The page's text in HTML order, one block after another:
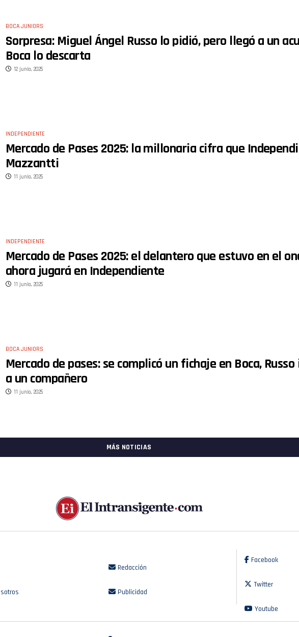
BOCA JUNIORS
Sorpresa: Miguel Ángel Russo lo pidió, pero llegó a un
Boca lo descarta
12 junio, 2025
INDEPENDIENTE
Mercado de Pases 2025: la millonaria cifra que
Mazzantti
11 junio, 2025
INDEPENDIENTE
Mercado de Pases 2025: el delantero que estuvo en el
ahora jugará en Independiente
11 junio, 2025
BOCA JUNIORS
Mercado de pases: se complicó un fichaje en Boca,
a un compañero
11 junio, 2025
MÁS NOTICIAS
Redacción
Publicidad
Facebook
Twitter
Youtube